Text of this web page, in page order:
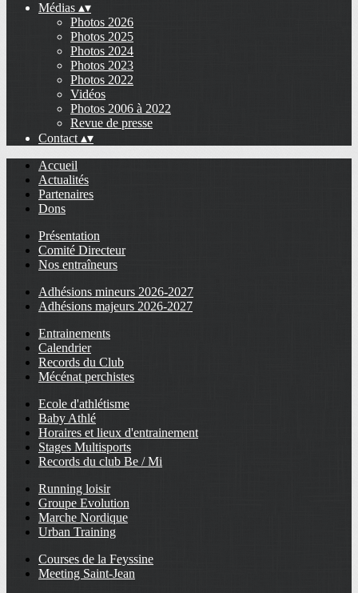
Médias ▴▾
Photos 2026
Photos 2025
Photos 2024
Photos 2023
Photos 2022
Vidéos
Photos 2006 à 2022
Revue de presse
Contact ▴▾
Accueil
Actualités
Partenaires
Dons
Présentation
Comité Directeur
Nos entraîneurs
Adhésions mineurs 2026-2027
Adhésions majeurs 2026-2027
Entrainements
Calendrier
Records du Club
Mécénat perchistes
Ecole d'athlétisme
Baby Athlé
Horaires et lieux d'entrainement
Stages Multisports
Records du club Be / Mi
Running loisir
Groupe Evolution
Marche Nordique
Urban Training
Courses de la Feyssine
Meeting Saint-Jean